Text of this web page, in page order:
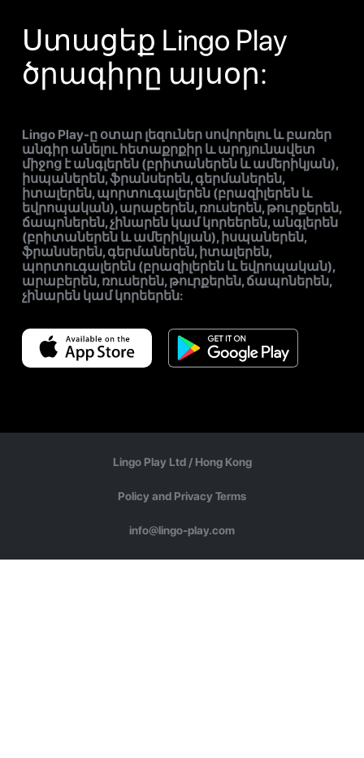
Ստացեք Lingo Play
ծրագիրը այսօր:
Lingo Play-ը օտար լեզուներ սովորելու և բառեր
անգիր անելու հետաքրքիր և արդյունավետ
միջոց է անգլերեն (բրիտաներեն և ամերիկյան),
իսպաներեն, ֆրանսերեն, գերմաներեն,
իտալերեն, պորտուգալերեն (բրազիլերեն և
եվրոպական), արաբերեն, ռուսերեն, թուրքերեն,
ճապոներեն, չինարեն կամ կորեերեն, անգլերեն
(բրիտաներեն և ամերիկյան), իսպաներեն,
ֆրանսերեն, գերմաներեն, իտալերեն,
պորտուգալերեն (բրազիլերեն և եվրոպական),
արաբերեն, ռուսերեն, թուրքերեն, ճապոներեն,
չինարեն կամ կորեերեն:
Lingo Play Ltd / Hong Kong
Policy and Privacy Terms
info@lingo-play.com